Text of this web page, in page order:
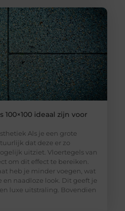
ideaal zijn voor
Als je een grote
dat deze er zo
uitziet. Vloertegels van
om dit effect te bereiken.
heb je minder voegen, wat
en naadloze look. Dit geeft je
luxe uitstraling. Bovendien